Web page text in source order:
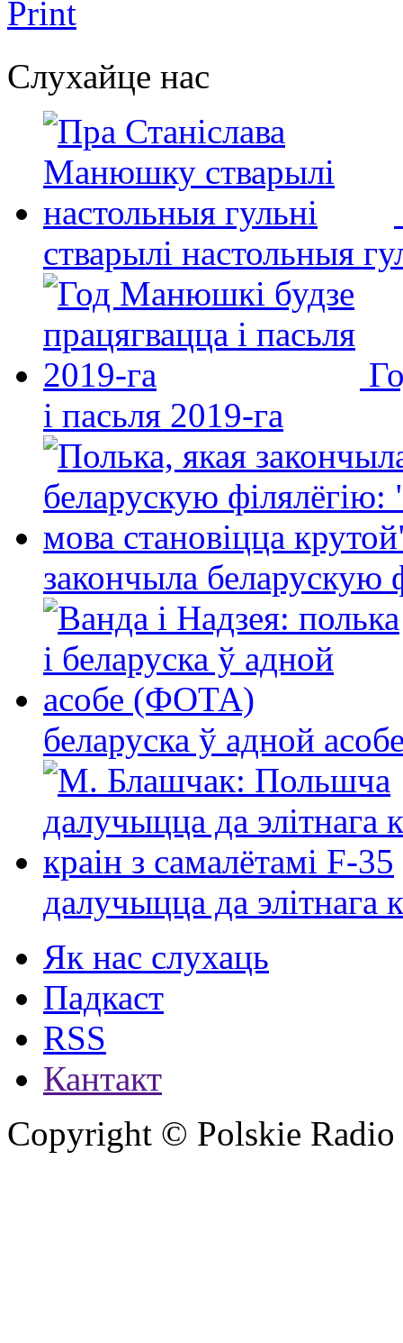
Print
Слухайце нас
стварылі настольныя
і пасьля 2019-га
закончыла беларускую
беларуска ў адной
далучыцца да элітнага
Як нас слухаць
Падкаст
RSS
Кантакт
Copyright © Polskie